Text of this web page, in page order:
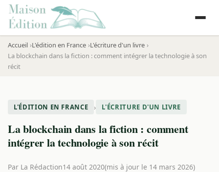
Accueil L'édition en France L'écriture d'un livre
La blockchain dans la fiction : comment intégrer la technologie à son
récit
L'ÉDITION EN FRANCE › L'ÉCRITURE D'UN LIVRE
La blockchain dans la fiction : comment
intégrer la technologie à son récit
Par La Rédaction14 août 2020(mis à jour le 14 mars 2026)